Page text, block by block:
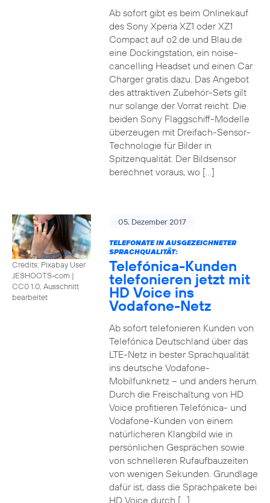
Ab sofort gibt es beim Onlinekauf
des Sony Xperia XZ1 oder XZ1
Compact auf o2.de und Blau.de
eine Dockingstation, ein noise-
cancelling Headset und einen Car
Charger gratis dazu. Das Angebot
des attraktiven Zubehör-Sets gilt
nur solange der Vorrat reicht. Die
beiden Sony Flaggschiff-Modelle
überzeugen mit Dreifach-Sensor-
Technologie für Bilder in
Spitzenqualität. Der Bildsensor
berechnet voraus, wo […]
Credits: Pixabay User
JESHOOTS-com |
CC0 1.0, Ausschnitt
bearbeitet
05. Dezember 2017
TELEFONATE IN AUSGEZEICHNETER
SPRACHQUALITÄT:
Telefónica-Kunden
telefonieren jetzt mit
HD Voice ins
Vodafone-Netz
Ab sofort telefonieren Kunden von
Telefónica Deutschland über das
LTE-Netz in bester Sprachqualität
ins deutsche Vodafone-
Mobilfunknetz – und anders herum.
Durch die Freischaltung von HD
Voice profitieren Telefónica- und
Vodafone-Kunden von einem
natürlicheren Klangbild wie in
persönlichen Gesprächen sowie
von schnelleren Rufaufbauzeiten
von wenigen Sekunden. Grundlage
dafür ist, dass die Sprachpakete bei
HD Voice durch […]